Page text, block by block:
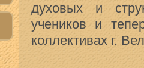
духовых и
учеников и
коллективах г.